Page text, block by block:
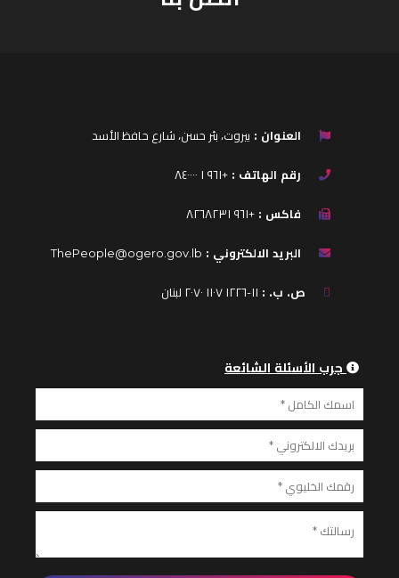
العنوان : بيروت، بئر حسن، شارع حافظ الأسد
رقم الهاتف : +٩٦١ ١ ٨٤٠٠٠٠
فاكس : +٩٦١ ٨٢٦٨٢٣١
البريد الالكتروني : ThePeople@ogero.gov.lb
ص. ب. : ١١-١٢٢٦ ١١٠٧ ٢٠٧٠ لبنان
جرب الأسئلة الشائعة